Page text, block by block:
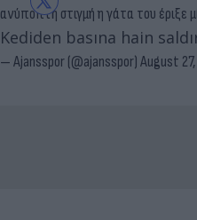
ανύποπτη στιγμή η γάτα του έριξε
Kediden basına hain
— Ajansspor (@ajansspor)August